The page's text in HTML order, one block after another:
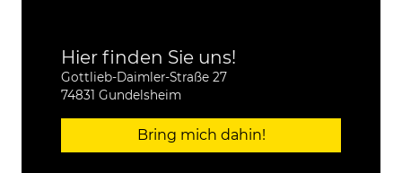
Hier finden Sie uns!
Gottlieb-Daimler-Straße 27
74831 Gundelsheim
Bring mich dahin!